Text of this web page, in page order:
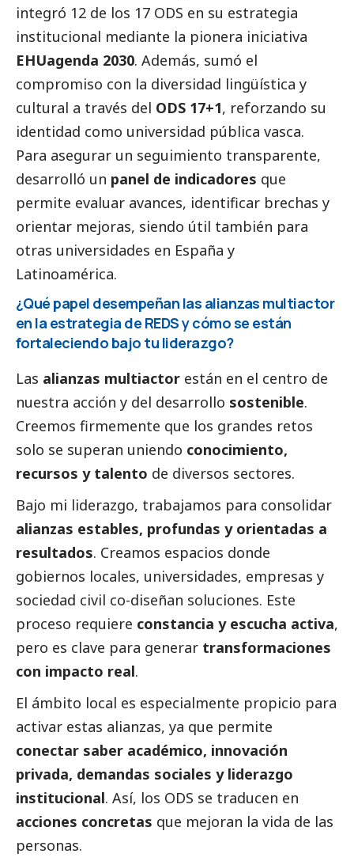
integró 12 de los 17 ODS en su estrategia
institucional mediante la pionera iniciativa
EHUagenda 2030. Además, sumó el
compromiso con la diversidad lingüística y
cultural a través del ODS 17+1, reforzando su
identidad como universidad pública vasca.
Para asegurar un seguimiento transparente,
desarrolló un panel de indicadores que
permite evaluar avances, identificar brechas y
orientar mejoras, siendo útil también para
otras universidades en España y
Latinoamérica.
¿Qué papel desempeñan las alianzas multiactor
en la estrategia de REDS y cómo se están
fortaleciendo bajo tu liderazgo?
Las alianzas multiactor están en el centro de
nuestra acción y del desarrollo sostenible.
Creemos firmemente que los grandes retos
solo se superan uniendo conocimiento,
recursos y talento de diversos sectores.
Bajo mi liderazgo, trabajamos para consolidar
alianzas estables, profundas y orientadas a
resultados. Creamos espacios donde
gobiernos locales, universidades, empresas y
sociedad civil co-diseñan soluciones. Este
proceso requiere constancia y escucha activa,
pero es clave para generar transformaciones
con impacto real.
El ámbito local es especialmente propicio para
activar estas alianzas, ya que permite
conectar saber académico, innovación
privada, demandas sociales y liderazgo
institucional. Así, los ODS se traducen en
acciones concretas que mejoran la vida de las
personas.